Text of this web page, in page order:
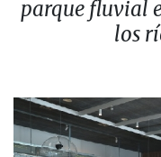
parque fluvial
los